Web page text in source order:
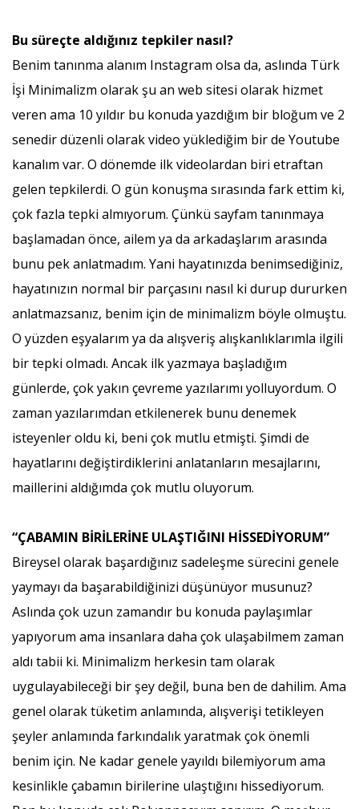
Bu süreçte aldığınız tepkiler nasıl?
Benim tanınma alanım Instagram olsa da, aslında Türk
İşi Minimalizm olarak şu an web sitesi olarak hizmet
veren ama 10 yıldır bu konuda yazdığım bir bloğum ve 2
senedir düzenli olarak video yüklediğim bir de Youtube
kanalım var. O dönemde ilk videolardan biri etraftan
gelen tepkilerdi. O gün konuşma sırasında fark ettim ki,
çok fazla tepki almıyorum. Çünkü sayfam tanınmaya
başlamadan önce, ailem ya da arkadaşlarım arasında
bunu pek anlatmadım. Yani hayatınızda benimsediğiniz,
hayatınızın normal bir parçasını nasıl ki durup dururken
anlatmazsanız, benim için de minimalizm böyle olmuştu.
O yüzden eşyalarım ya da alışveriş alışkanlıklarımla ilgili
bir tepki olmadı. Ancak ilk yazmaya başladığım
günlerde, çok yakın çevreme yazılarımı yolluyordum. O
zaman yazılarımdan etkilenerek bunu denemek
isteyenler oldu ki, beni çok mutlu etmişti. Şimdi de
hayatlarını değiştirdiklerini anlatanların mesajlarını,
maillerini aldığımda çok mutlu oluyorum.
“ÇABAMIN BİRİLERİNE ULAŞTIĞINI HİSSEDİYORUM”
Bireysel olarak başardığınız sadeleşme sürecini genele
yaymayı da başarabildiğinizi düşünüyor musunuz?
Aslında çok uzun zamandır bu konuda paylaşımlar
yapıyorum ama insanlara daha çok ulaşabilmem zaman
aldı tabii ki. Minimalizm herkesin tam olarak
uygulayabileceği bir şey değil, buna ben de dahilim. Ama
genel olarak tüketim anlamında, alışverişi tetikleyen
şeyler anlamında farkındalık yaratmak çok önemli
benim için. Ne kadar genele yayıldı bilemiyorum ama
kesinlikle çabamın birilerine ulaştığını hissediyorum.